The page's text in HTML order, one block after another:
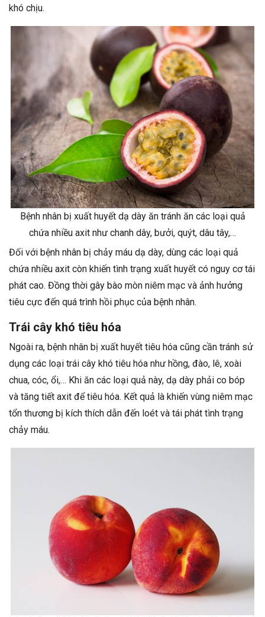
khó chịu.
Bệnh nhân bị xuất huyết dạ dày ăn tránh ăn các loại quả
chứa nhiều axit như chanh dây, bưởi, quýt, dâu tây,…
Đối với bệnh nhân bị chảy máu dạ dày, dùng các loại quả
chứa nhiều axit còn khiến tình trạng xuất huyết có nguy cơ tái
phát cao. Đồng thời gây bào mòn niêm mạc và ảnh hưởng
tiêu cực đến quá trình hồi phục của bệnh nhân.
Trái cây khó tiêu hóa
Ngoài ra, bệnh nhân bị xuất huyết tiêu hóa cũng cần tránh sử
dụng các loại trái cây khó tiêu hóa như hồng, đào, lê, xoài
chua, cóc, ổi,… Khi ăn các loại quả này, dạ dày phải co bóp
và tăng tiết axit để tiêu hóa. Kết quả là khiến vùng niêm mạc
tổn thương bị kích thích dẫn đến loét và tái phát tình trạng
chảy máu.